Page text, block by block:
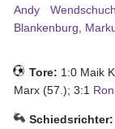
Andy Wendschuch
Blankenburg,
Tore: 1:0 Maik
Marx (57.); 3:1
Schiedsrichter: